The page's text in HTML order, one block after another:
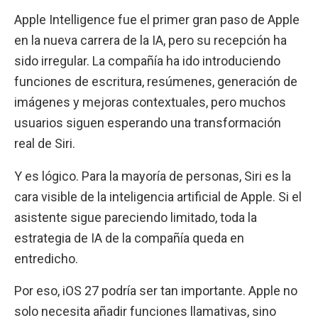
Apple Intelligence fue el primer gran paso de Apple
en la nueva carrera de la IA, pero su recepción ha
sido irregular. La compañía ha ido introduciendo
funciones de escritura, resúmenes, generación de
imágenes y mejoras contextuales, pero muchos
usuarios siguen esperando una transformación
real de Siri.
Y es lógico. Para la mayoría de personas, Siri es la
cara visible de la inteligencia artificial de Apple. Si el
asistente sigue pareciendo limitado, toda la
estrategia de IA de la compañía queda en
entredicho.
Por eso, iOS 27 podría ser tan importante. Apple no
solo necesita añadir funciones llamativas, sino